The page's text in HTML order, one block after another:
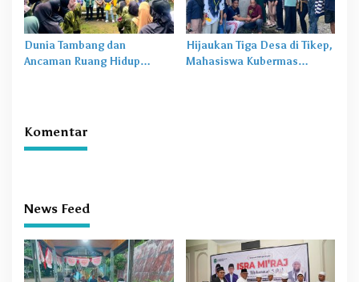
Dunia Tambang dan
Ancaman Ruang Hidup
Hijaukan Tiga Desa di Tikep,
Mahasiswa Kubermas
Komentar
News Feed